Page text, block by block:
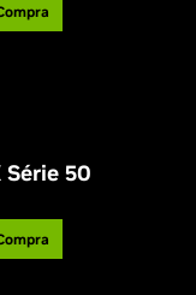
Série 50